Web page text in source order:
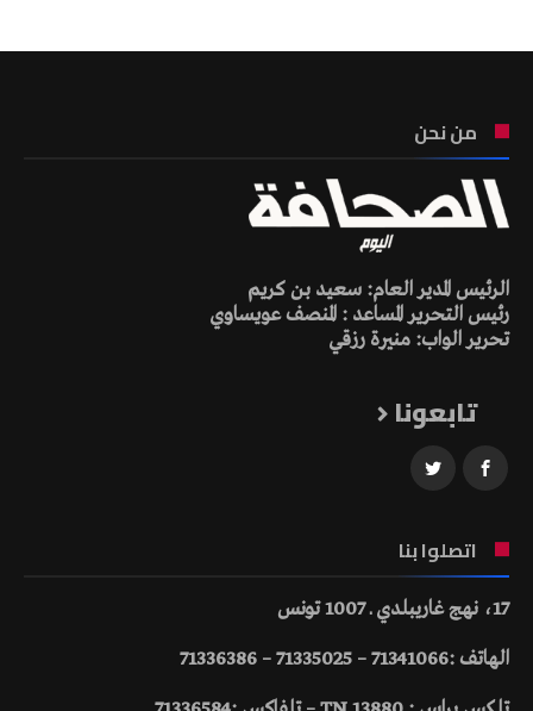
من نحن
الرئيس المدير العام: سعيد بن كريم
رئيس التحرير المساعد : المنصف عويساوي
تحرير الواب: منيرة رزقي
تابعونا
اتصلوا بنا
17، نهج غاريبلدي ـ 1007 تونس
الهاتف :71341066 – 71335025 – 71336386